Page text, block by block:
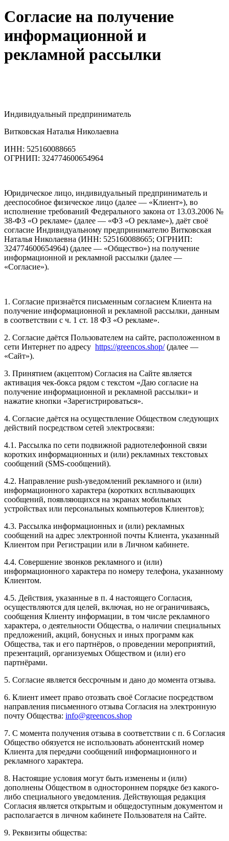
Согласие на получение
информационной и
рекламной рассылки
Индивидуальный предприниматель
Витковская Наталья Николаевна
ИНН: 525160088665
ОГРНИП: 324774600654964
Юридическое лицо, индивидуальный предприниматель и
дееспособное физическое лицо (далее — «Клиент»), во
исполнение требований Федерального закона от 13.03.2006 №
38-ФЗ «О рекламе» (далее — «ФЗ «О рекламе»), даёт своё
согласие Индивидуальному предпринимателю Витковская
Наталья Николаевна (ИНН: 525160088665; ОГРНИП:
324774600654964) (далее — «Общество») на получение
информационной и рекламной рассылки (далее —
«Согласие»).
1. Согласие признаётся письменным согласием Клиента на
получение информационной и рекламной рассылки, данным
в соответствии с ч. 1 ст. 18 ФЗ «О рекламе».
2. Согласие даётся Пользователем на сайте, расположенном в
сети Интернет по адресу https://greencos.shop/(далее —
«Сайт»).
3. Принятием (акцептом) Согласия на Сайте является
активация чек-бокса рядом с текстом «Даю согласие на
получение информационной и рекламной рассылки» и
нажатие кнопки «Зарегистрироваться».
4. Согласие даётся на осуществление Обществом следующих
действий посредством сетей электросвязи:
4.1. Рассылка по сети подвижной радиотелефонной связи
коротких информационных и (или) рекламных текстовых
сообщений (SMS-сообщений).
4.2. Направление push-уведомлений рекламного и (или)
информационного характера (коротких всплывающих
сообщений, появляющихся на экранах мобильных
устройствах или персональных компьютеров Клиентов);
4.3. Рассылка информационных и (или) рекламных
сообщений на адрес электронной почты Клиента, указанный
Клиентом при Регистрации или в Личном кабинете.
4.4. Совершение звонков рекламного и (или)
информационного характера по номеру телефона, указанному
Клиентом.
4.5. Действия, указанные в п. 4 настоящего Согласия,
осуществляются для целей, включая, но не ограничиваясь,
сообщения Клиенту информации, в том числе рекламного
характера, о деятельности Общества, о наличии специальных
предложений, акций, бонусных и иных программ как
Общества, так и его партнёров, о проведении мероприятий,
презентаций, организуемых Обществом и (или) его
партнёрами.
5. Согласие является бессрочным и дано до момента отзыва.
6. Клиент имеет право отозвать своё Согласие посредством
направления письменного отзыва Согласия на электронную
почту Общества: info@greencos.shop
7. С момента получения отзыва в соответствии с п. 6 Согласия
Общество обязуется не использовать абонентский номер
Клиента для передачи сообщений информационного и
рекламного характера.
8. Настоящие условия могут быть изменены и (или)
дополнены Обществом в одностороннем порядке без какого-
либо специального уведомления. Действующая редакция
Согласия является открытым и общедоступным документом и
располагается в личном кабинете Пользователя на Сайте.
9. Реквизиты общества: